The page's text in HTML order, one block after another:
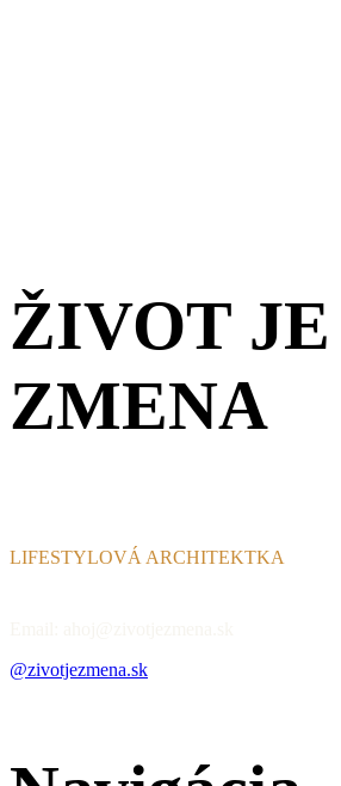
ŽIVOT JE
ZMENA
LIFESTYLOVÁ ARCHITEKTKA
@zivotjezmena.sk